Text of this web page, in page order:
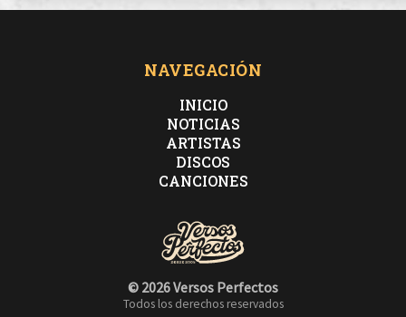
NAVEGACIÓN
INICIO
NOTICIAS
ARTISTAS
DISCOS
CANCIONES
© 2026 Versos Perfectos
Todos los derechos reservados